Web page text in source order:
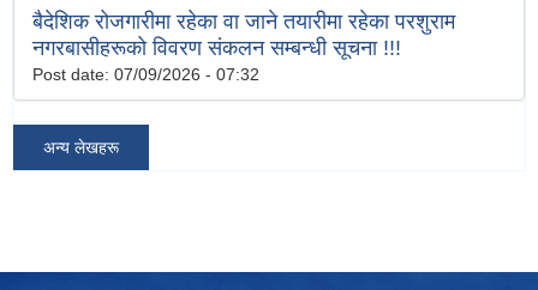
बैदेशिक रोजगारीमा रहेका वा जाने तयारीमा रहेका परशुराम
नगरबासीहरूको विवरण संकलन सम्बन्धी सूचना !!!
Post date: 07/09/2026 - 07:32
अन्य लेखहरू